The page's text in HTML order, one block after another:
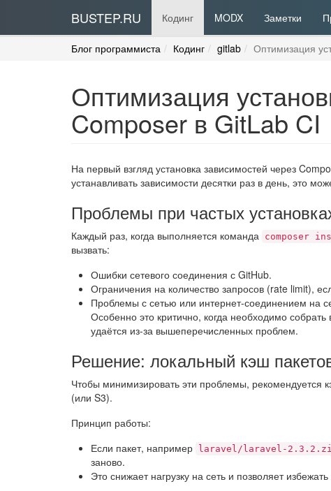
BUSTEP.RU Кодинг MODX Заметки
Блог программиста Кодинг gitlab Оптимизация
Оптимизация
Composer в GitLab CI
На первый взгляд установка зависимостей через
устанавливать зависимости десятки раз в день, это
Проблемы при частых
Каждый раз, когда выполняется команда composer
вызвать:
Ошибки сетевого соединения с GitHub.
Ограничения на количество запросов (rate limit),
Проблемы с сетью или интернет-соединением на
Особенно это критично, когда необходимо собрать
удаётся из-за вышеперечисленных проблем.
Решение: локальный кэш
Чтобы минимизировать эти проблемы, рекомендуется
(или S3).
Принцип работы:
Если пакет, например
laravel/laravel-
заново.
Это снижает нагрузку на сеть и позволяет